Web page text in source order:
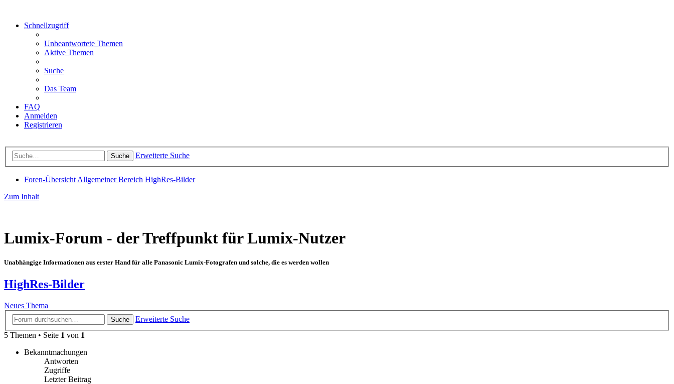
Schnellzugriff
Unbeantwortete Themen
Aktive Themen
Suche
Das Team
FAQ
Anmelden
Registrieren
Suche Erweiterte Suche
Foren-Übersicht Allgemeiner Bereich HighRes-Bilder
Zum Inhalt
Lumix-Forum - der Treffpunkt für Lumix-Nutzer
Unabhängige Informationen aus erster Hand für alle Panasonic Lumix-Fotografen und solche, die es werden wollen
HighRes-Bilder
Neues Thema
Suche
Erweiterte Suche
5 Themen • Seite 1 von 1
Bekanntmachungen
Antworten
Zugriffe
Letzter Beitrag